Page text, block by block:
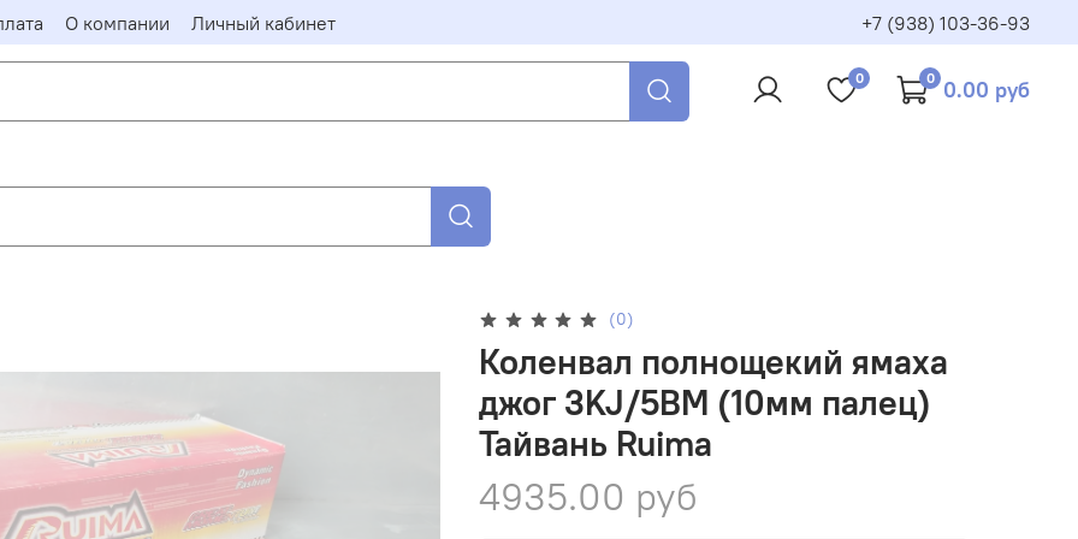
О компании Личный кабинет +7 (938) 103-36-93
0 0 0.00 руб
(0)
Коленвал полнощекий ямаха
джог 3KJ/5BM (10мм палец)
Тайвань Ruima
4935.00 руб